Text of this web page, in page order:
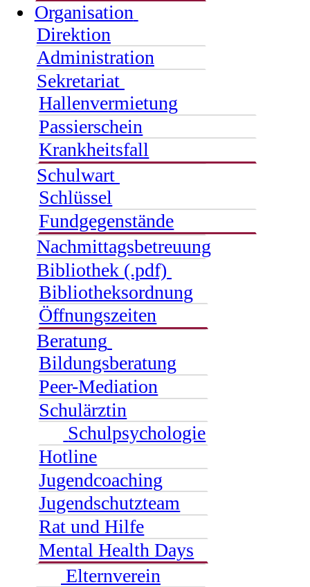
Organisation
Direktion
Administration
Sekretariat
Hallenvermietung
Passierschein
Krankheitsfall
Schulwart
Schlüssel
Fundgegenstände
Nachmittagsbetreuung
Bibliothek (.pdf)
Bibliotheksordnung
Öffnungszeiten
Beratung
Bildungsberatung
Peer-Mediation
Schulärztin
Schulpsychologie
Hotline
Jugendcoaching
Jugendschutzteam
Rat und Hilfe
Mental Health Days
Elternverein